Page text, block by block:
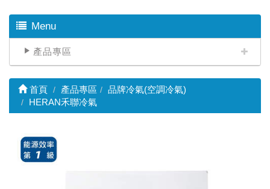
Menu
產品專區
首頁 產品專區
品牌冷氣(空調冷氣)
HERAN禾聯冷氣